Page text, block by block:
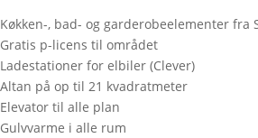
Køkken-, bad- og garderobeelementer fra
Gratis p-licens til området
Ladestationer for elbiler (Clever)
Altan på op til 21 kvadratmeter
Elevator til alle plan
Gulvvarme i alle rum